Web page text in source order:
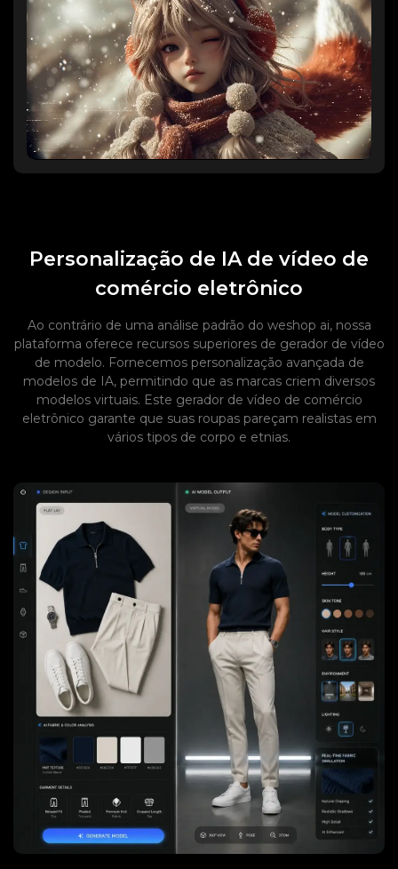
Personalização de IA de vídeo de
comércio eletrônico
Ao contrário de uma análise padrão do weshop ai, nossa
plataforma oferece recursos superiores de gerador de vídeo
de modelo. Fornecemos personalização avançada de
modelos de IA, permitindo que as marcas criem diversos
modelos virtuais. Este gerador de vídeo de comércio
eletrônico garante que suas roupas pareçam realistas em
vários tipos de corpo e etnias.